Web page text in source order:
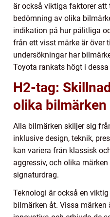
är också viktiga faktorer att
bedömning av olika
indikation på hur pålitliga
från ett visst märke är över
undersökningar har
Toyota rankats högt i
H2-tag:
olika bilmärken
Alla bilmärken skiljer sig
inklusive design, teknik,
kan variera från klassisk
aggressiv, och olika
signaturdrag.
Teknologi är också en
bilmärken åt. Vissa märken